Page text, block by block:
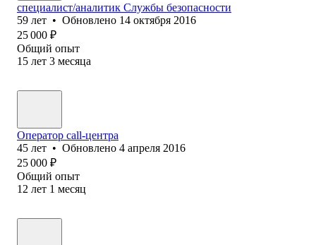
специалист/аналитик Службы безопасности
59 лет • Обновлено 14 октября 2016
25 000 ₽
Общий опыт
15 лет 3 месяца
Оператор call-центра
45 лет • Обновлено 4 апреля 2016
25 000 ₽
Общий опыт
12 лет 1 месяц